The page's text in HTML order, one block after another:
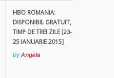
HBO ROMANIA:
DISPONIBIL GRATUIT,
TIMP DE TREI ZILE [23-
25 IANUARIE 2015]
ByAngela